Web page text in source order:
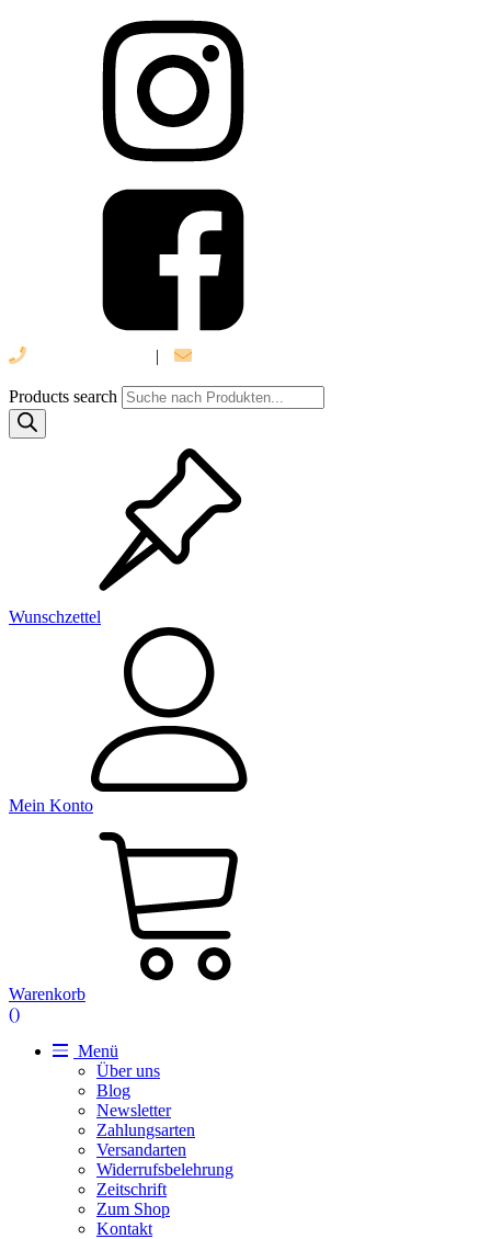
|
Products search
Wunschzettel
Mein Konto
Warenkorb
()
Menü
Über uns
Blog
Newsletter
Zahlungsarten
Versandarten
Widerrufsbelehrung
Zeitschrift
Zum Shop
Kontakt